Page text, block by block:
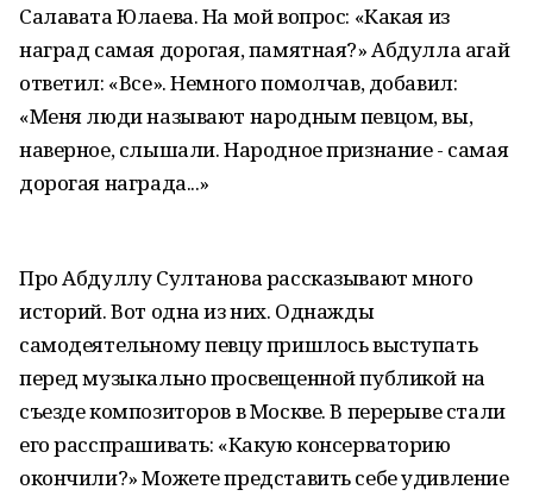
Салавата Юлаева. На мой вопрос: «Какая из
наград самая дорогая, памятная?» Абдулла агай
ответил: «Все». Немного помолчав, добавил:
«Меня люди называют народным певцом, вы,
наверное, слышали. Народное признание - самая
дорогая награда...»
Про Абдуллу Султанова рассказывают много
историй. Вот одна из них. Однажды
самодеятельному певцу пришлось выступать
перед музыкально просвещенной публикой на
съезде композиторов в Москве. В перерыве стали
его расспрашивать: «Какую консерваторию
окончили?» Можете представить себе удивление